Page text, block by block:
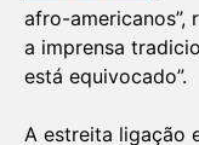
afro-americanos”,
a imprensa
está equivocado”.
A estreita ligação